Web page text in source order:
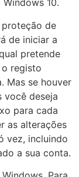
10.
proteção de
de iniciar a
pretende
registo
Mas se houver
você deseja
para cada
as alterações
vez, incluindo
a sua conta.